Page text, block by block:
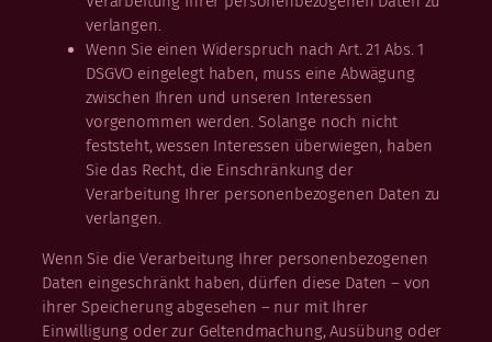
verlangen.
Wenn Sie einen Widerspruch nach Art. 21 Abs. 1
DSGVO eingelegt haben, muss eine Abwägung
zwischen Ihren und unseren Interessen
vorgenommen werden. Solange noch nicht
feststeht, wessen Interessen überwiegen, haben
Sie das Recht, die Einschränkung der
Verarbeitung Ihrer personenbezogenen Daten zu
verlangen.
Wenn Sie die Verarbeitung Ihrer personenbezogenen
Daten eingeschränkt haben, dürfen diese Daten – von
ihrer Speicherung abgesehen – nur mit Ihrer
Einwilligung oder zur Geltendmachung, Ausübung oder